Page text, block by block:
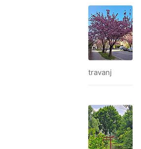
travanj